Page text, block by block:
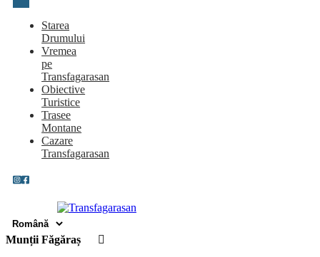
Starea
Drumului
Vremea
pe
Transfagarasan
Obiective
Turistice
Trasee
Montane
Cazare
Transfagarasan
Munții Făgăraș